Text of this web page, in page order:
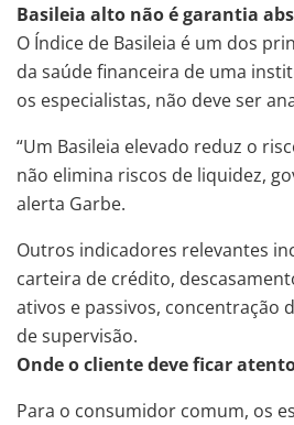
Basileia alto não é garantia
O Índice de Basileia é um dos
da saúde financeira de uma
os especialistas, não deve ser
“Um Basileia elevado reduz o
não elimina riscos de liquidez,
alerta Garbe.
Outros indicadores relevantes
carteira de crédito,
ativos e passivos, concentração
de supervisão.
Onde o cliente deve ficar
Para o consumidor comum, os